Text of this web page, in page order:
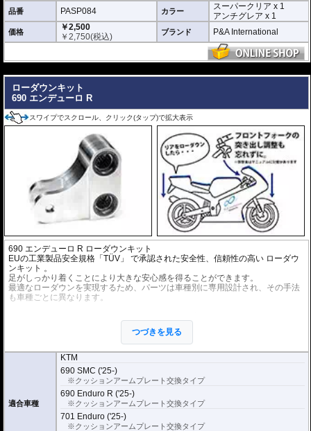
品番 PASP084 カラー
スーパークリア x 1
アンチグレア x 1
価格
￥2,500
￥2,750(税込) ブランド P&A International
ローダウンキット
690 エンデューロ R
スワイプでスクロール、クリック(タップ)で拡大表示
690 エンデューロ R ローダウンキット
EUの工業製品安全規格「TÜV」 で承認された安全性、信頼性の高い ローダウ
ンキット 。
足がしっかり着くことにより大きな安心感を得ることができます。
最適なローダウンを実現するため、パーツは車種別に専用設計され、その手法
も車種ごとに異なります。
お勧めいたします。(ショートサイドスタンドはお客様にてご用意ください。)
※ダウンする高さによっては、センタースタンドが使用できない、または、取
り外さなくてはいけない場合があります。
※写真は同系ローダウンパーツの代表写真です。実際の商品とは異なる場合が
※フロントフォークの突き出し量を合わせて調整することをお勧めします。(調
整可能な車種の場合。推奨調整値はマニュアルに記載)
※安全に関する重要なパーツの為、プロショップによる取付を行ってくださ
い。個人でお取付の場合、弊社ではいかなる事象においてその責を負うことが
つづきを見る
適合車種
KTM
690 SMC ('25-)
※クッションアームプレート交換タイプ
690 Enduro R ('25-)
※クッションアームプレート交換タイプ
701 Enduro ('25-)
※クッションアームプレート交換タイプ